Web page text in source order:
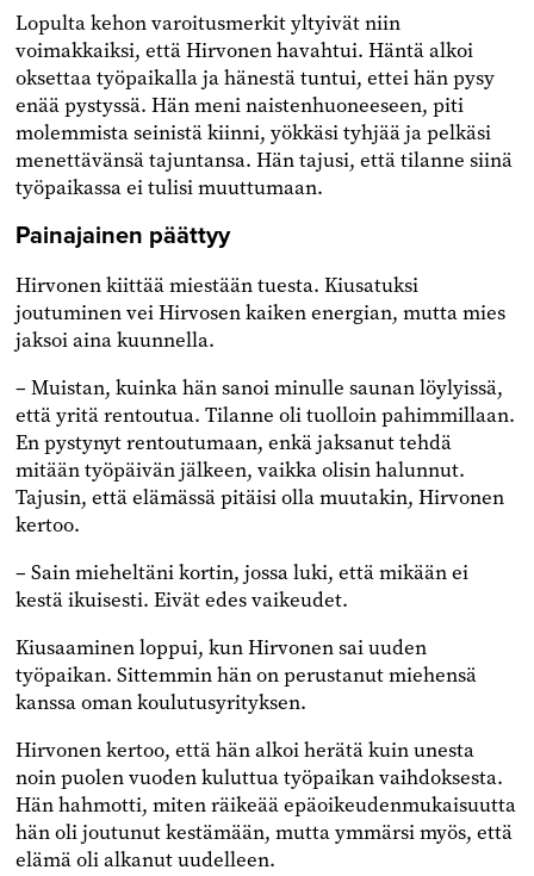
Lopulta kehon varoitusmerkit yltyivät niin
voimakkaiksi, että Hirvonen havahtui. Häntä alkoi
oksettaa työpaikalla ja hänestä tuntui, ettei hän pysy
enää pystyssä. Hän meni naistenhuoneeseen, piti
molemmista seinistä kiinni, yökkäsi tyhjää ja pelkäsi
menettävänsä tajuntansa. Hän tajusi, että tilanne siinä
työpaikassa ei tulisi muuttumaan.
Painajainen päättyy
Hirvonen kiittää miestään tuesta. Kiusatuksi
joutuminen vei Hirvosen kaiken energian, mutta mies
jaksoi aina kuunnella.
– Muistan, kuinka hän sanoi minulle saunan löylyissä,
että yritä rentoutua. Tilanne oli tuolloin pahimmillaan.
En pystynyt rentoutumaan, enkä jaksanut tehdä
mitään työpäivän jälkeen, vaikka olisin halunnut.
Tajusin, että elämässä pitäisi olla muutakin, Hirvonen
kertoo.
– Sain mieheltäni kortin, jossa luki, että mikään ei
kestä ikuisesti. Eivät edes vaikeudet.
Kiusaaminen loppui, kun Hirvonen sai uuden
työpaikan. Sittemmin hän on perustanut miehensä
kanssa oman koulutusyrityksen.
Hirvonen kertoo, että hän alkoi herätä kuin unesta
noin puolen vuoden kuluttua työpaikan vaihdoksesta.
Hän hahmotti, miten räikeää epäoikeudenmukaisuutta
hän oli joutunut kestämään, mutta ymmärsi myös, että
elämä oli alkanut uudelleen.